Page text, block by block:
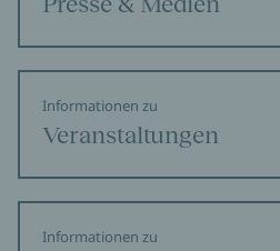
Informationen zu
Veranstaltungen
Informationen zu